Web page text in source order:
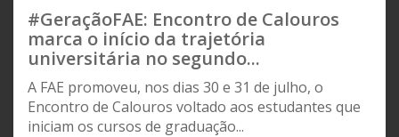
#GeraçãoFAE: Encontro de Calouros
marca o início da trajetória
universitária no segundo...
A FAE promoveu, nos dias 30 e 31 de julho, o
Encontro de Calouros voltado aos estudantes que
iniciam os cursos de graduação...